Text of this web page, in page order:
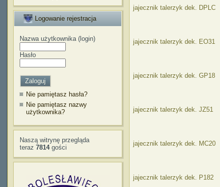
Logowanie rejestracja
Nazwa użytkownika (login)
Hasło
Nie pamiętasz hasła?
Nie pamiętasz nazwy
użytkownika?
Naszą witrynę przegląda
teraz 7814gości
jajecznik talerzyk dek. DPLC
jajecznik talerzyk dek. EO31
jajecznik talerzyk dek. GP18
jajecznik talerzyk dek. JZ51
jajecznik talerzyk dek. MC20
jajecznik talerzyk dek. P182